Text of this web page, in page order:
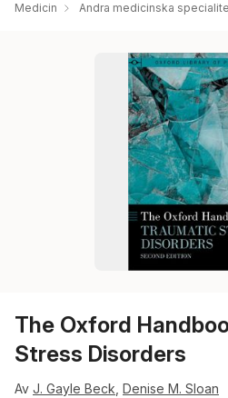
Medicin Andra medicinska
The Oxford
Stress Disorders
Av J. Gayle Beck Denise M. Sloan